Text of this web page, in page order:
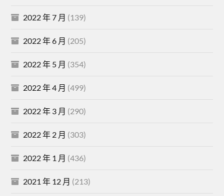
2022 年 7 月 (139)
2022 年 6 月 (205)
2022 年 5 月 (354)
2022 年 4 月 (499)
2022 年 3 月 (290)
2022 年 2 月 (303)
2022 年 1 月 (436)
2021 年 12 月 (213)